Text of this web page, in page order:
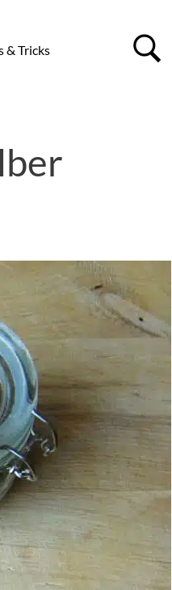
& Tricks